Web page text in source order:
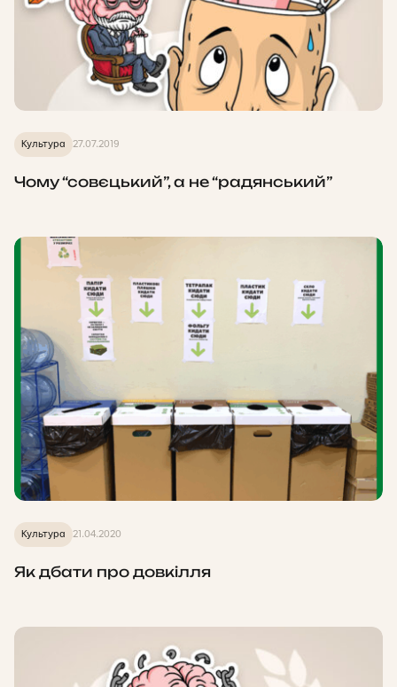
Культура 27.07.2019
Чому “совєцький”, а не “радянський”
Культура 21.04.2020
Як дбати про довкілля